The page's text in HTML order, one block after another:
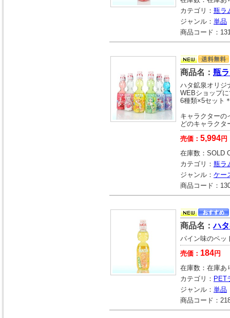
カテゴリ： 瓶ラ
ジャンル： 単品
商品コード：
商品名： 瓶
ハタ鉱泉オリ
WEBショップ
6種類×5セット
キャラクターの
どのキャラク
売価： 5,994円
在庫数： SOLD
カテゴリ： 瓶ラ
ジャンル： ケー
商品コード：
商品名：ハ
パイン味のペッ
売価： 184円
在庫数： 在庫あ
カテゴリ： PET
ジャンル： 単品
商品コード：